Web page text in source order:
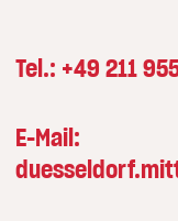
Tel.: +49 211
E-Mail: